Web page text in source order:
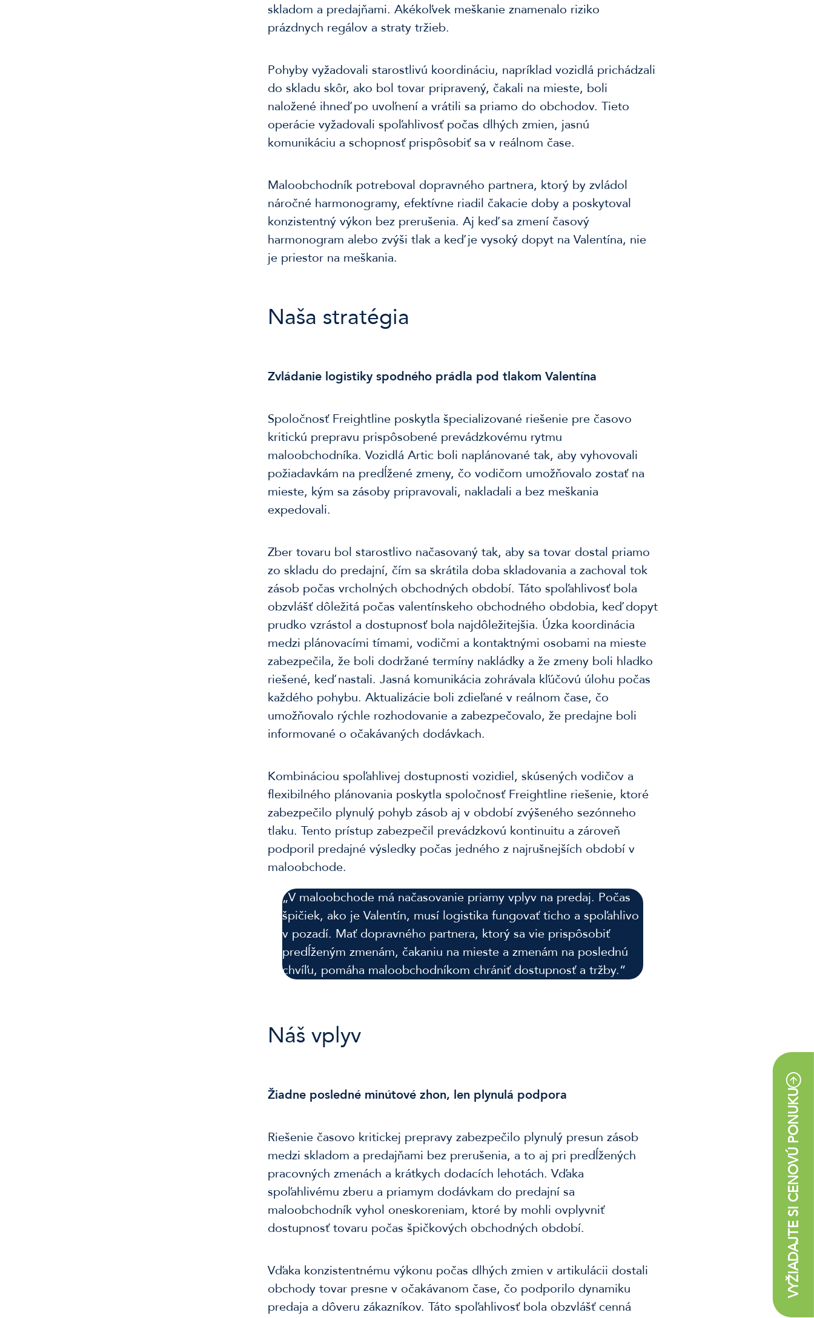
VYŽIADAJTE SI CENOVÚ PONUKU
skladom a predajňami. Akékoľvek meškanie znamenalo riziko
prázdnych regálov a straty tržieb.
Pohyby vyžadovali starostlivú koordináciu, napríklad vozidlá prichádzali
do skladu skôr, ako bol tovar pripravený, čakali na mieste, boli
naložené ihneď po uvoľnení a vrátili sa priamo do obchodov. Tieto
operácie vyžadovali spoľahlivosť počas dlhých zmien, jasnú
komunikáciu a schopnosť prispôsobiť sa v reálnom čase.
Maloobchodník potreboval dopravného partnera, ktorý by zvládol
náročné harmonogramy, efektívne riadil čakacie doby a poskytoval
konzistentný výkon bez prerušenia. Aj keď sa zmení časový
harmonogram alebo zvýši tlak a keď je vysoký dopyt na Valentína, nie
je priestor na meškania.
Naša stratégia
Zvládanie logistiky spodného prádla pod tlakom Valentína
Spoločnosť Freightline poskytla špecializované riešenie pre časovo
kritickú prepravu prispôsobené prevádzkovému rytmu
maloobchodníka. Vozidlá Artic boli naplánované tak, aby vyhovovali
požiadavkám na predĺžené zmeny, čo vodičom umožňovalo zostať na
mieste, kým sa zásoby pripravovali, nakladali a bez meškania
expedovali.
Zber tovaru bol starostlivo načasovaný tak, aby sa tovar dostal priamo
zo skladu do predajní, čím sa skrátila doba skladovania a zachoval tok
zásob počas vrcholných obchodných období. Táto spoľahlivosť bola
obzvlášť dôležitá počas valentínskeho obchodného obdobia, keď dopyt
prudko vzrástol a dostupnosť bola najdôležitejšia. Úzka koordinácia
medzi plánovacími tímami, vodičmi a kontaktnými osobami na mieste
zabezpečila, že boli dodržané termíny nakládky a že zmeny boli hladko
riešené, keď nastali. Jasná komunikácia zohrávala kľúčovú úlohu počas
každého pohybu. Aktualizácie boli zdieľané v reálnom čase, čo
umožňovalo rýchle rozhodovanie a zabezpečovalo, že predajne boli
informované o očakávaných dodávkach.
Kombináciou spoľahlivej dostupnosti vozidiel, skúsených vodičov a
flexibilného plánovania poskytla spoločnosť Freightline riešenie, ktoré
zabezpečilo plynulý pohyb zásob aj v období zvýšeného sezónneho
tlaku. Tento prístup zabezpečil prevádzkovú kontinuitu a zároveň
podporil predajné výsledky počas jedného z najrušnejších období v
maloobchode.
„V maloobchode má načasovanie priamy vplyv na predaj. Počas
špičiek, ako je Valentín, musí logistika fungovať ticho a spoľahlivo
v pozadí. Mať dopravného partnera, ktorý sa vie prispôsobiť
predĺženým zmenám, čakaniu na mieste a zmenám na poslednú
chvíľu, pomáha maloobchodníkom chrániť dostupnosť a tržby.“
Náš vplyv
Žiadne posledné minútové zhon, len plynulá podpora
Riešenie časovo kritickej prepravy zabezpečilo plynulý presun zásob
medzi skladom a predajňami bez prerušenia, a to aj pri predĺžených
pracovných zmenách a krátkych dodacích lehotách. Vďaka
spoľahlivému zberu a priamym dodávkam do predajní sa
maloobchodník vyhol oneskoreniam, ktoré by mohli ovplyvniť
dostupnosť tovaru počas špičkových obchodných období.
Vďaka konzistentnému výkonu počas dlhých zmien v artikulácii dostali
obchody tovar presne v očakávanom čase, čo podporilo dynamiku
predaja a dôveru zákazníkov. Táto spoľahlivosť bola obzvlášť cenná